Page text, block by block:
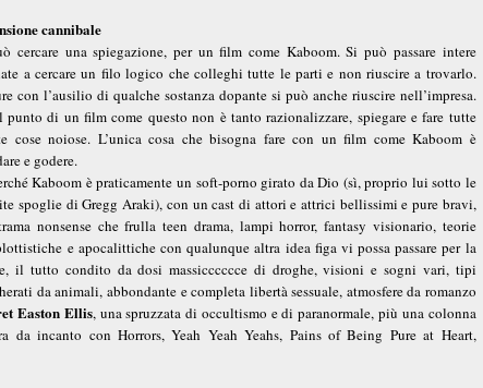
cannibale
cercare una spiegazione, per un film come Kaboom. Si può passare intere
a cercare un filo logico che colleghi tutte le parti e non riuscire a trovarlo.
con l’ausilio di qualche sostanza dopante si può anche riuscire nell’impresa.
di un film come questo non è tanto razionalizzare, spiegare e fare tutte
cose noiose. L’unica cosa che bisogna fare con un film come Kaboom è
e godere.
Kaboom è praticamente un soft-porno girato da Dio (sì, proprio lui sotto le
spoglie di Gregg Araki), con un cast di attori e attrici bellissimi e pure bravi,
nonsense che frulla teen drama, lampi horror, fantasy visionario, teorie
e apocalittiche con qualunque altra idea figa vi possa passare per la
il tutto condito da dosi massicccccce di droghe, visioni e sogni vari, tipi
da animali, abbondante e completa libertà sessuale, atmosfere da romanzo
Easton Ellis, una spruzzata di occultismo e di paranormale, più una colonna
da incanto con Horrors, Yeah Yeah Yeahs, Pains of Being Pure at Heart,